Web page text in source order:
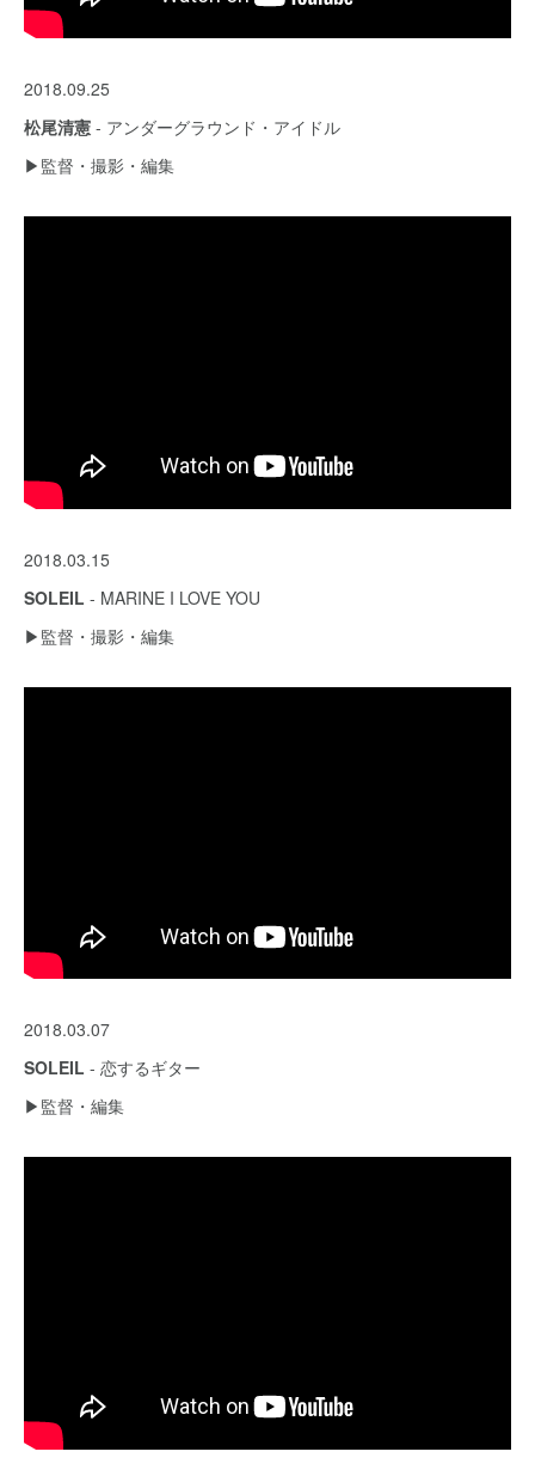
2018.09.25
松尾清憲 - アンダーグラウンド・アイドル
▶︎監督・撮影・編集
2018.03.15
SOLEIL - MARINE I LOVE YOU
▶︎監督・撮影・編集
2018.03.07
SOLEIL - 恋するギター
▶︎監督・編集